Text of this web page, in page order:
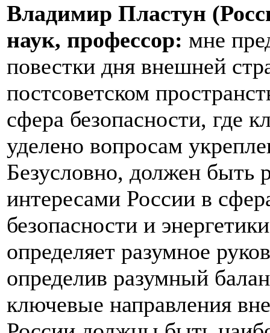
Владимир Пластун
наук, профессор: мне
повестки дня внешней
постсоветском
сфера безопасности, где
уделено вопросам
Безусловно, должен быть
интересами России в
безопасности и
определяет разумное
определив разумный
ключевые направления